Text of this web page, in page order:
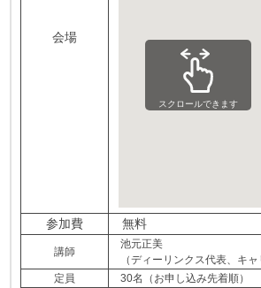
会場
参加費 無料
講師
池元正美
（ディーリンクス代表、キャ
定員
30名（お申し込み先着順）
スクロールできます